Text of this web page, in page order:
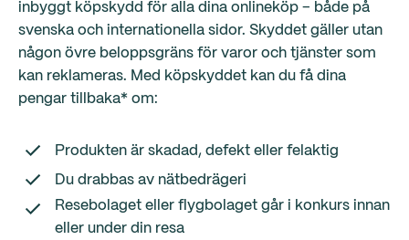
inbyggt köpskydd för alla dina onlineköp – både på
svenska och internationella sidor. Skyddet gäller utan
någon övre beloppsgräns för varor och tjänster som
kan reklameras. Med köpskyddet kan du få dina
pengar tillbaka* om:
Produkten är skadad, defekt eller felaktig
Du drabbas av nätbedrägeri
Resebolaget eller flygbolaget går i konkurs innan
eller under din resa